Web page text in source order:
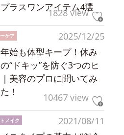
ラスワンアイテム4選
1828 view
2025/12/25
ケア
始も体型キープ！休み
“ドキッ”を防ぐ3つのヒ
美容のプロに聞いてみ
！
10467 view
2021/08/11
メイク